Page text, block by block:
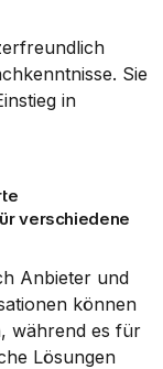
Sie
verschiedene
Anbieter und
können
während es für
Lösungen